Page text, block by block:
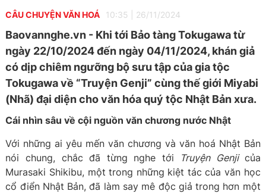
CÂU CHUYỆN VĂN HOÁ 10:35 26/11/2024
Baovannghe.vn - Khi tới Bảo tàng Tokugawa từ
ngày 22/10/2024 đến ngày 04/11/2024, khán giả
có dịp chiêm ngưỡng bộ sưu tập của gia tộc
Tokugawa về “Truyện Genji” cùng thế giới Miyabi
(Nhã) đại diện cho văn hóa quý tộc Nhật Bản xưa.
Cái nhìn sâu về cội nguồn văn chương nước Nhật
Với những ai yêu mến văn chương và văn hoá Nhật Bản
nói chung, chắc đã từng nghe tới
Truyện Genji của
Murasaki Shikibu, một trong những kiệt tác của văn học
cổ điển Nhật Bản, đã làm say mê độc giả trong hơn một